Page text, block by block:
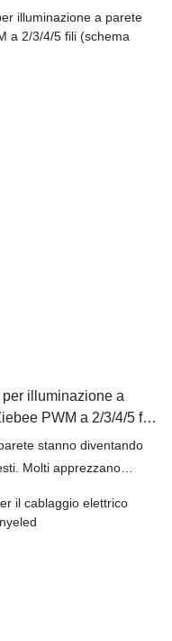
illuminazione a
PWM a 2/3/4/5 fili
stanno diventando
Molti apprezzano
in dettaglio come